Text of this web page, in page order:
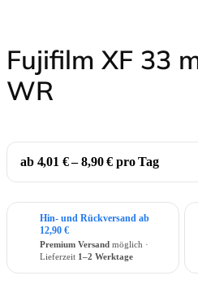
Fujifilm XF 33
WR
ab 4,01 € – 8,90 € pro Tag
Hin- und Rückversand ab
12,90 €
Premium Versand möglich ·
Lieferzeit 1–2 Werktage